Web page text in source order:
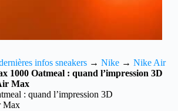
infos sneakers → Nike → Nike Air
1000 Oatmeal : quand l’impression 3D
Max
: quand l’impression 3D
Max